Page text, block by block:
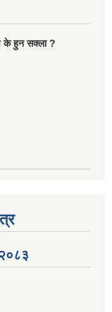
के हुन सक्ला ?